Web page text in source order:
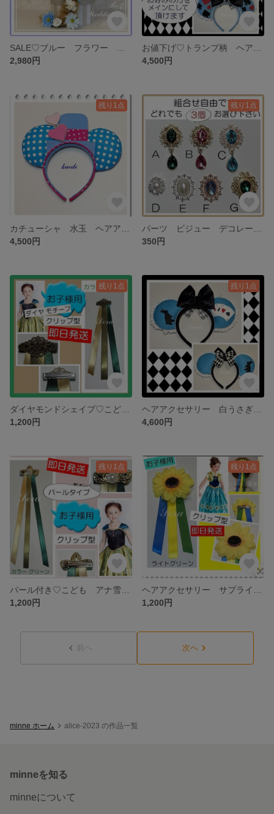
2,980円
4,500円
残り1点
4,500円
残り1点
350円
残り1点
1,200円
残り1点
4,600円
残り1点
1,200円
残り1点
1,200円
前へ 次へ
minne ホーム alice-2023 の作品一覧
minneを知る
minneについて